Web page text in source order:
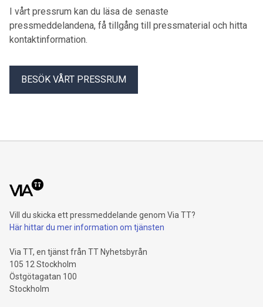
I vårt pressrum kan du läsa de senaste
pressmeddelandena, få tillgång till pressmaterial och hitta
kontaktinformation.
BESÖK VÅRT PRESSRUM
Vill du skicka ett pressmeddelande genom Via TT?
Här hittar du mer information om tjänsten
Via TT, en tjänst från TT Nyhetsbyrån
105 12 Stockholm
Östgötagatan 100
Stockholm